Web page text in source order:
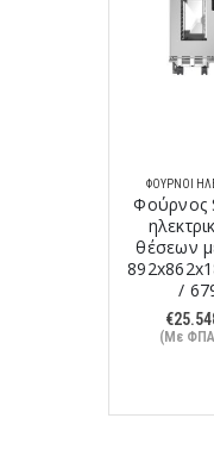
ΦΟΎΡΝΟΙ
Φούρνος
θέσεων
/
€
(Με ΦΠΑ